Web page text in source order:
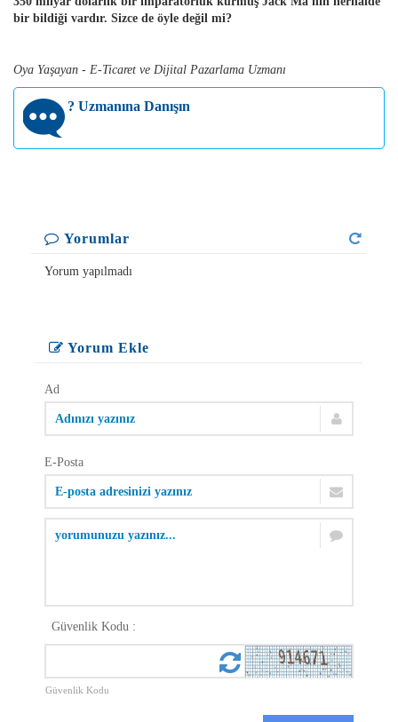
bir bildiği vardır. Sizce de öyle değil mi?
Oya Yaşayan - E-Ticaret ve Dijital Pazarlama Uzmanı
? Uzmanına Danışın
Yorumlar
Yorum yapılmadı
Yorum Ekle
Ad
E-Posta
Güvenlik Kodu :
Güvenlik Kodu